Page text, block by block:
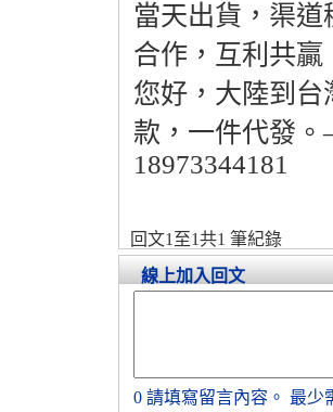
當天出貨，渠
合作，互利共贏
您好，大陸到
款，一件代發
18973344181
回文1至1共1 筆紀錄
線上加入回文
0 請填寫留言內容。 最少